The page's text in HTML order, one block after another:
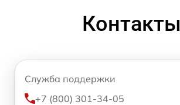
Контакты
Служба поддержки
+7 (800) 301-34-05